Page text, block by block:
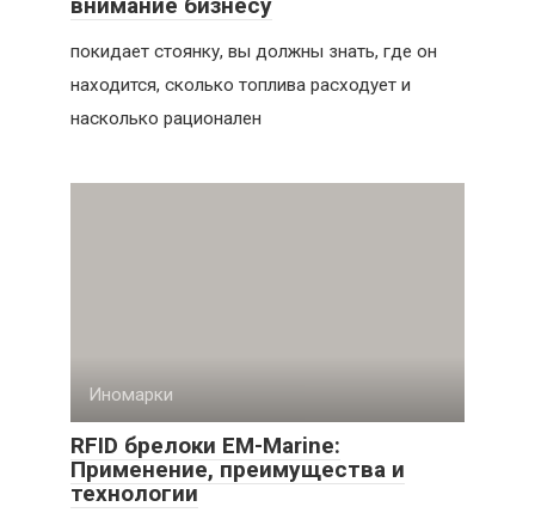
внимание бизнесу
покидает стоянку, вы должны знать, где он
находится, сколько топлива расходует и
насколько рационален
Иномарки
RFID брелоки EM-Marine:
Применение, преимущества и
технологии